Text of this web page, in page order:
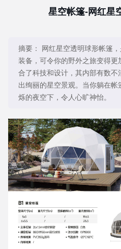
星空帐篷-网红星
摘要：
网红星空透明球形帐篷
装备，可令你的野外之旅变得更
合了科技和设计，其内部有数不
出绚丽的星空景观。当你躺在
烁的夜空下，令人心旷神怡。